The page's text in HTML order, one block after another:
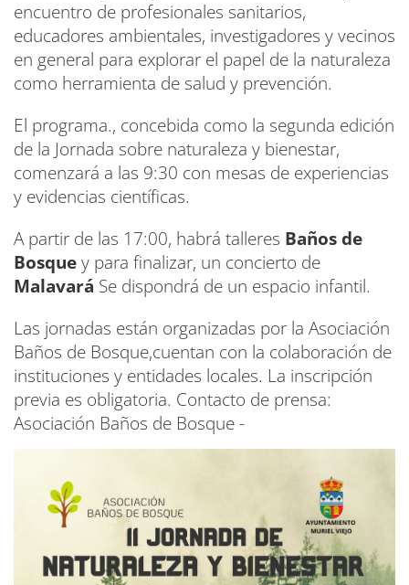
encuentro de profesionales sanitarios,
educadores ambientales, investigadores y vecinos
en general para explorar el papel de la naturaleza
como herramienta de salud y prevención.
El programa., concebida como la segunda edición
de la Jornada sobre naturaleza y bienestar,
comenzará a las 9:30 con mesas de experiencias
y evidencias científicas.
A partir de las 17:00, habrá talleres Baños de
Bosquey para finalizar, un concierto de
Malavará Se dispondrá de un espacio infantil.
Las jornadas están organizadas por la Asociación
Baños de Bosque,cuentan con la colaboración de
instituciones y entidades locales. La inscripción
previa es obligatoria. Contacto de prensa:
Asociación Baños de Bosque -